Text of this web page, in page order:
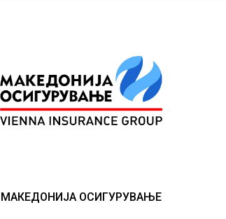
МАКЕДОНИЈА ОСИГУРУВАЊЕ